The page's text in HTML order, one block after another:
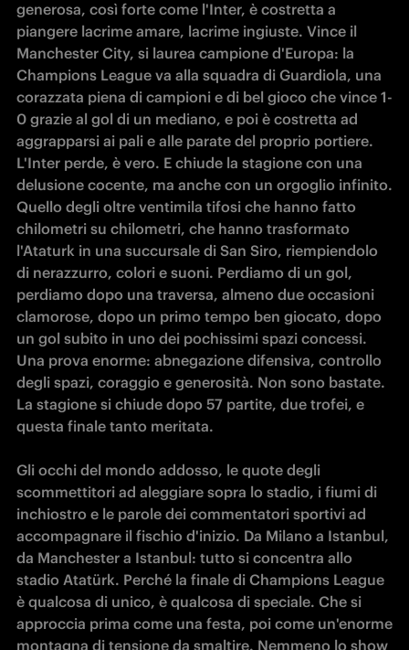
generosa, così forte come l'Inter, è costretta a
piangere lacrime amare, lacrime ingiuste. Vince il
Manchester City, si laurea campione d'Europa: la
Champions League va alla squadra di Guardiola, una
corazzata piena di campioni e di bel gioco che vince 1-
0 grazie al gol di un mediano, e poi è costretta ad
aggrapparsi ai pali e alle parate del proprio portiere.
L'Inter perde, è vero. E chiude la stagione con una
delusione cocente, ma anche con un orgoglio infinito.
Quello degli oltre ventimila tifosi che hanno fatto
chilometri su chilometri, che hanno trasformato
l'Ataturk in una succursale di San Siro, riempiendolo
di nerazzurro, colori e suoni. Perdiamo di un gol,
perdiamo dopo una traversa, almeno due occasioni
clamorose, dopo un primo tempo ben giocato, dopo
un gol subito in uno dei pochissimi spazi concessi.
Una prova enorme: abnegazione difensiva, controllo
degli spazi, coraggio e generosità. Non sono bastate.
La stagione si chiude dopo 57 partite, due trofei, e
questa finale tanto meritata.
Gli occhi del mondo addosso, le quote degli
scommettitori ad aleggiare sopra lo stadio, i fiumi di
inchiostro e le parole dei commentatori sportivi ad
accompagnare il fischio d'inizio. Da Milano a Istanbul,
da Manchester a Istanbul: tutto si concentra allo
stadio Atatürk. Perché la finale di Champions League
è qualcosa di unico, è qualcosa di speciale. Che si
approccia prima come una festa, poi come un'enorme
montagna di tensione da smaltire. Nemmeno lo show